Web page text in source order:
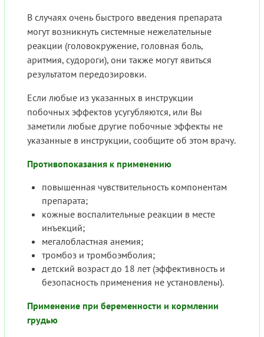
В случаях очень быстрого введения препарата
могут возникнуть системные нежелательные
реакции (головокружение, головная боль,
аритмия, судороги), они также могут явиться
результатом передозировки.
Если любые из указанных в инструкции
побочных эффектов усугубляются, или Вы
заметили любые другие побочные эффекты не
указанные в инструкции, сообщите об этом врачу.
Противопоказания к применению
повышенная чувствительность компонентам
препарата;
кожные воспалительные реакции в месте
инъекций;
мегалобластная анемия;
тромбоз и тромбоэмболия;
детский возраст до 18 лет (эффективность и
безопасность применения не установлены).
Применение при беременности и кормлении
грудью